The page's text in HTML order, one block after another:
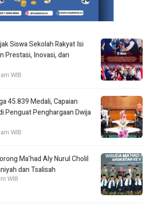
Siswa Sekolah Rakyat Isi
Prestasi, Inovasi, dan
WIB
45.839 Medali, Capaian
Penguat Penghargaan Dwija
WIB
Ma’had Aly Nurul Cholil
dan Tsalisah
WIB